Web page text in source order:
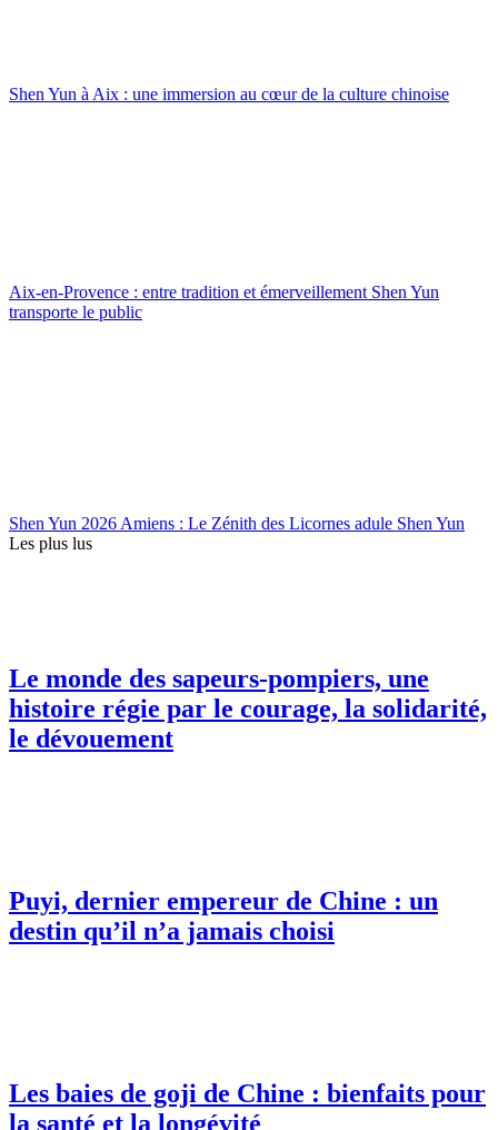
Shen Yun à Aix : une immersion au cœur de la culture chinoise
Aix-en-Provence : entre tradition et émerveillement Shen Yun
transporte le public
Shen Yun 2026 Amiens : Le Zénith des Licornes adule Shen Yun
Les plus lus
Le monde des sapeurs-pompiers, une
histoire régie par le courage, la solidarité,
le dévouement
Puyi, dernier empereur de Chine : un
destin qu’il n’a jamais choisi
Les baies de goji de Chine : bienfaits pour
la santé et la longévité